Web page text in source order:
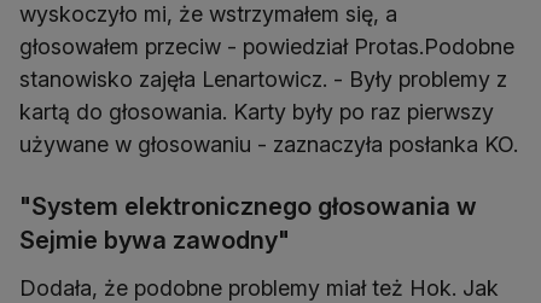
wyskoczyło mi, że wstrzymałem się, a
głosowałem przeciw - powiedział Protas.Podobne
stanowisko zajęła Lenartowicz. - Były problemy z
kartą do głosowania. Karty były po raz pierwszy
używane w głosowaniu - zaznaczyła posłanka KO.
"System elektronicznego głosowania w
Sejmie bywa zawodny"
Dodała, że podobne problemy miał też Hok. Jak